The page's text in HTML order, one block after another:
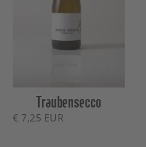
Traubensecco
€ 7,25 EUR